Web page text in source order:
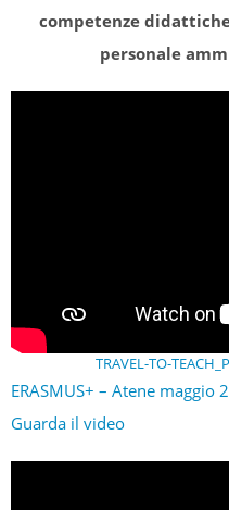
competenze
personale
TRAVEL-TO-
ERASMUS+ – Atene
Guarda il video